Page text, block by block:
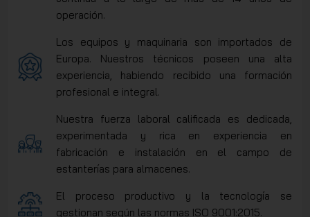
operación.
Los equipos y maquinaria son importados de
Europa. Nuestros técnicos poseen una alta
experiencia, habiendo recibido una formación
profesional e integral.
Nuestra fuerza laboral calificada es dedicada,
experimentada y rica en experiencia en
fabricación e instalación en el campo de
estanterías para almacenes.
El proceso productivo y la tecnología se
gestionan según las normas ISO 9001:2015.